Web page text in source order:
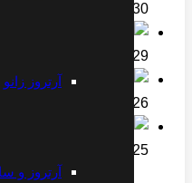
آرتروز زانو
آرتروز و
2023-01-30
2022-07-29
2022-07-26
2022-04-25